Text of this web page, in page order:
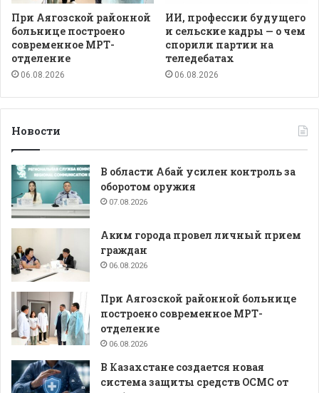
При Аягозской районной
больнице построено
современное МРТ-
отделение
06.08.2026
ИИ, профессии будущего
и сельские кадры — о чем
спорили партии на
теледебатах
06.08.2026
Новости
В области Абай усилен контроль за
оборотом оружия
07.08.2026
Аким города провел личный прием
граждан
06.08.2026
При Аягозской районной больнице
построено современное МРТ-
отделение
06.08.2026
В Казахстане создается новая
система защиты средств ОСМС от